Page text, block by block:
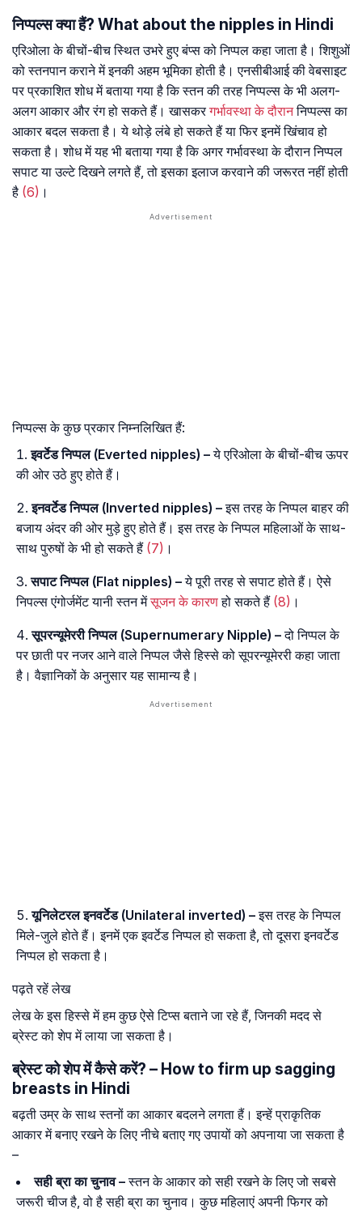
निप्पल्स क्या हैं? What about the nipples in Hindi
एरिओला के बीचों-बीच स्थित उभरे हुए बंप्स को निप्पल कहा जाता है। शिशुओं
को स्तनपान कराने में इनकी अहम भूमिका होती है। एनसीबीआई की वेबसाइट
पर प्रकाशित शोध में बताया गया है कि स्तन की तरह निप्पल्स के भी अलग-
अलग आकार और रंग हो सकते हैं। खासकरगर्भावस्था के दौराननिप्पल्स का
आकार बदल सकता है। ये थोड़े लंबे हो सकते हैं या फिर इनमें खिंचाव हो
सकता है। शोध में यह भी बताया गया है कि अगर गर्भावस्था के दौरान निप्पल
सपाट या उल्टे दिखने लगते हैं, तो इसका इलाज करवाने की जरूरत नहीं होती
है (6) ।
निप्पल्स के कुछ प्रकार निम्नलिखित हैं:
इवर्टेड निप्पल (Everted nipples) –ये एरिओला के बीचों-बीच ऊपर
की ओर उठे हुए होते हैं।
इनवर्टेड निप्पल (Inverted nipples) –इस तरह के निप्पल बाहर की
बजाय अंदर की ओर मुड़े हुए होते हैं। इस तरह के निप्पल महिलाओं के साथ-
साथ पुरुषों के भी हो सकते हैं (7) ।
सपाट निप्पल (Flat nipples) –ये पूरी तरह से सपाट होते हैं। ऐसे
निपल्स एंगोर्जमेंट यानी स्तन मेंसूजन के कारणहो सकते हैं (8) ।
सूपरन्यूमेररी निप्पल (Supernumerary Nipple) –दो निप्पल के
पर छाती पर नजर आने वाले निप्पल जैसे हिस्से को सूपरन्यूमेररी कहा जाता
है। वैज्ञानिकों के अनुसार यह सामान्य है।
यूनिलेटरल इनवर्टेड (Unilateral inverted) –इस तरह के निप्पल
मिले-जुले होते हैं। इनमें एक इवर्टेड निप्पल हो सकता है, तो दूसरा इनवर्टेड
निप्पल हो सकता है।
पढ़ते रहें लेख
लेख के इस हिस्से में हम कुछ ऐसे टिप्स बताने जा रहे हैं, जिनकी मदद से
ब्रेस्ट को शेप में लाया जा सकता है।
ब्रेस्ट को शेप में कैसे करें? – How to firm up sagging
breasts in Hindi
बढ़ती उम्र के साथ स्तनों का आकार बदलने लगता हैं। इन्हें प्राकृतिक
आकार में बनाए रखने के लिए नीचे बताए गए उपायों को अपनाया जा सकता है
–
सही ब्रा का चुनाव –स्तन के आकार को सही रखने के लिए जो सबसे
जरूरी चीज है, वो है सही ब्रा का चुनाव। कुछ महिलाएं अपनी फिगर को